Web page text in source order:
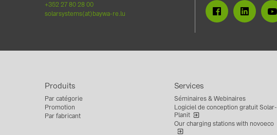
+352 27 80 28 00
solarsystems(at)baywa-re.lu
Produits
Par catégorie
Promotion
Par fabricant
Services
Séminaires & Webinaires
Logiciel de conception gratuit Solar-
Planit
Our charging stations with novoeco